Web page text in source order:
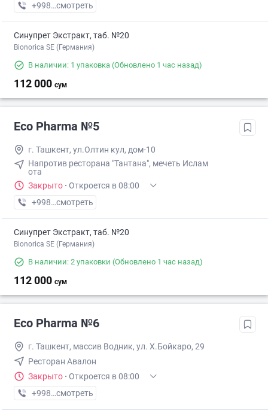
+998 (55) XXX-XX-XX
смотреть
Синупрет Экстракт, таб. №20
Bionorica SE (Германия)
В наличии: 1 упаковка (Обновлено 1 час назад)
112 000 сум
Eco Pharma №5
г. Ташкент, ул.Олтин кул, дом-10
Напротив ресторана "Тантана", мечеть Ислам
ота
Закрыто · Откроется в 08:00
+998 (55) XXX-XX-XX
смотреть
Синупрет Экстракт, таб. №20
Bionorica SE (Германия)
В наличии: 2 упаковки (Обновлено 1 час назад)
112 000 сум
Eco Pharma №6
г. Ташкент, массив Водник, ул. Х.Бойкаро, 29
Ресторан Авалон
Закрыто · Откроется в 08:00
+998 (55) XXX-XX-XX
смотреть